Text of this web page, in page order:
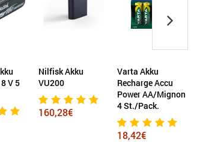
V 5
Nilfisk Akku
VU200
160,28€
Varta Akku
Recharge Accu
Power AA/Mignon
4 St./Pack.
18,42€